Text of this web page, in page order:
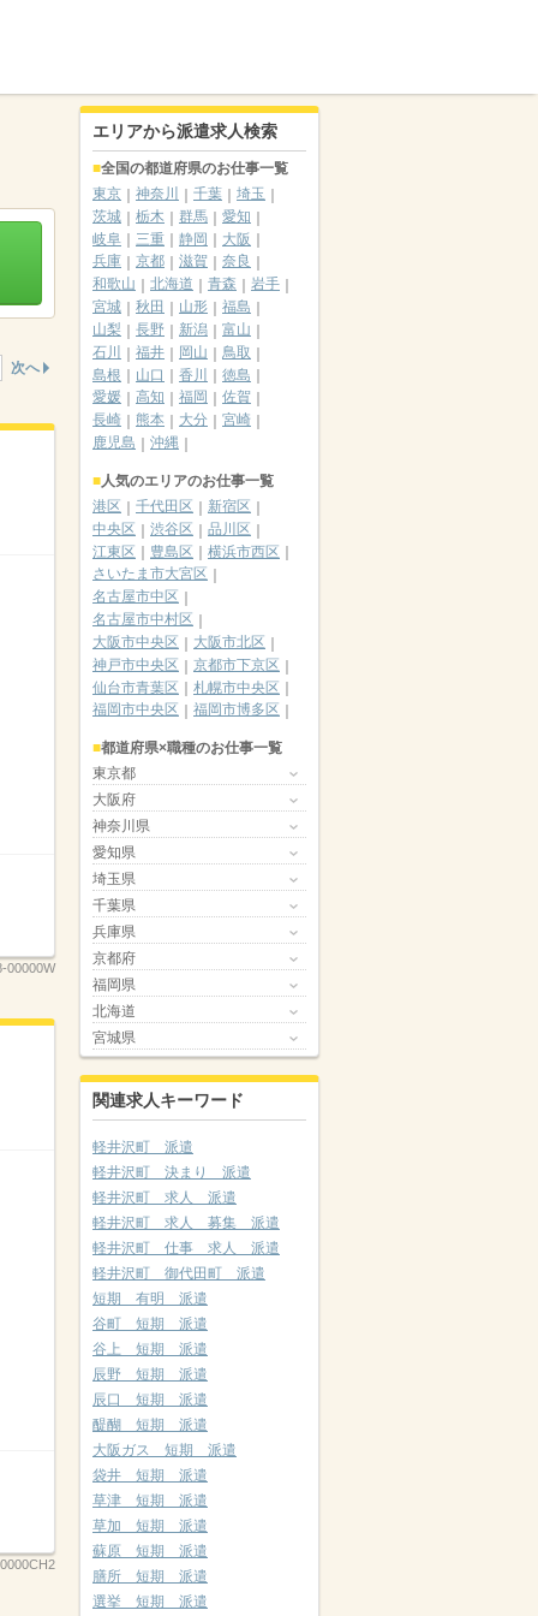
次へ
00000W
エリアから派遣求人検索
全国の都道府県のお仕事一覧
東京
神奈川 千葉
埼玉
茨城
栃木 群馬
愛知
岐阜
三重 静岡
大阪
兵庫
京都 滋賀
奈良
和歌山
北海道 青森
岩手
宮城
秋田 山形
福島
山梨
長野 新潟
富山
石川
福井 岡山
鳥取
島根
山口 香川
徳島
愛媛
高知 福岡
佐賀
長崎
熊本 大分
宮崎
鹿児島
沖縄
人気のエリアのお仕事一覧
港区
千代田区
新宿区
中央区
渋谷区
品川区
江東区
豊島区
横浜市西区
さいたま市大宮区
名古屋市中区
名古屋市中村区
大阪市中央区
大阪市北区
神戸市中央区
京都市下京区
仙台市青葉区
札幌市中央区
福岡市中央区
福岡市博多区
都道府県×職種のお仕事一覧
東京都
大阪府
神奈川県
愛知県
埼玉県
千葉県
兵庫県
京都府
福岡県
北海道
宮城県
関連求人キーワード
軽井沢町 派遣
軽井沢町 決まり 派遣
軽井沢町 求人 派遣
軽井沢町 求人 募集 派遣
軽井沢町 仕事 求人 派遣
軽井沢町 御代田町 派遣
短期 有明 派遣
谷町 短期 派遣
谷上 短期 派遣
辰野 短期 派遣
辰口 短期 派遣
醍醐 短期 派遣
大阪ガス 短期 派遣
袋井 短期 派遣
草津 短期 派遣
草加 短期 派遣
蘇原 短期 派遣
膳所 短期 派遣
選挙 短期 派遣